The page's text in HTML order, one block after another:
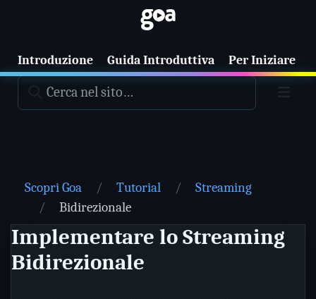
Introduzione Guida Introduttiva Per Iniziare
Scopri Goa Tutorial
Streaming
Bidirezionale
Implementare lo Streaming
Bidirezionale